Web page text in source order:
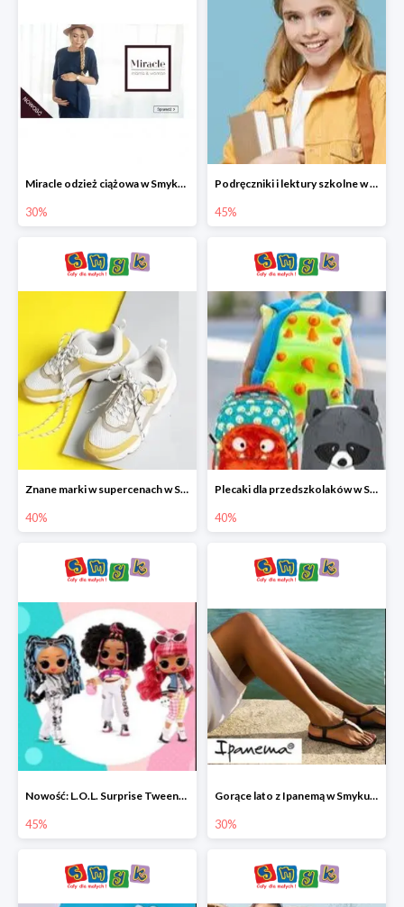
Miracle odzież ciążowa w Smyku co -30%
30%
Podręczniki i lektury szkolne w Smyku do -45%
45%
Znane marki w supercenach w Smyku - buty do -40%
40%
Plecaki dla przedszkolaków w Smyku do -40%
40%
Nowość: L.O.L. Surprise Tweens Doll w Smyku do -45%
45%
Gorące lato z Ipanemą w Smyku do -30%
30%